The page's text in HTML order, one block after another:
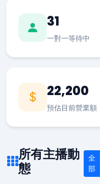
31
一對一等待中
22,200
預估目前營業額
所有主播動
態
全
部